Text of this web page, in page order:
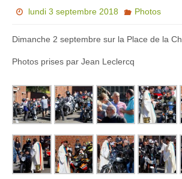
lundi 3 septembre 2018 Photos
Dimanche 2 septembre sur la Place de la
Photos prises par Jean Leclercq